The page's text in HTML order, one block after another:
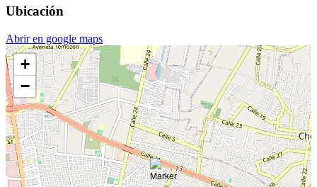
Ubicación
Abrir en google maps
+
−